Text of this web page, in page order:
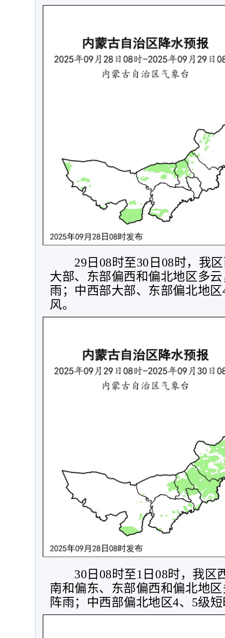
29日 08时至30 日 08时，我
大部、东部偏西和偏北地区多
雨；中西部大部、东部偏北地区
风。
30日 08时至1 日 08时，我区
南和偏东、东部偏西和偏北地
阵雨；中西部偏北地区4、 5级